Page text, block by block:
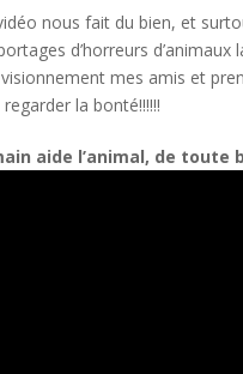
nous fait du bien, et
d’horreurs d’animaux
mes amis et
la bonté!!!!!!
aide l’animal, de